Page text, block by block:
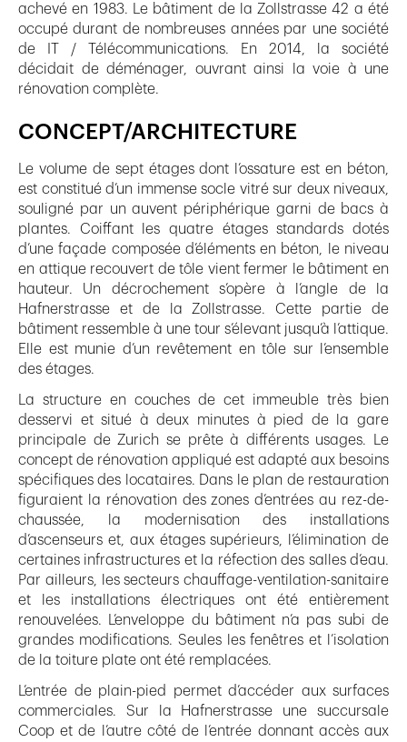
achevé en 1983. Le bâtiment de la Zollstrasse 42 a été
occupé durant de nombreuses années par une société
de IT / Télécommunications. En 2014, la société
décidait de déménager, ouvrant ainsi la voie à une
rénovation complète.
CONCEPT/ARCHITECTURE
Le volume de sept étages dont l’ossature est en béton,
est constitué d’un immense socle vitré sur deux niveaux,
souligné par un auvent périphérique garni de bacs à
plantes. Coiffant les quatre étages standards dotés
d’une façade composée d’éléments en béton, le niveau
en attique recouvert de tôle vient fermer le bâtiment en
hauteur. Un décrochement s’opère à l’angle de la
Hafnerstrasse et de la Zollstrasse. Cette partie de
bâtiment ressemble à une tour s’élevant jusqu’à l’attique.
Elle est munie d’un revêtement en tôle sur l’ensemble
des étages.
La structure en couches de cet immeuble très bien
desservi et situé à deux minutes à pied de la gare
principale de Zurich se prête à différents usages. Le
concept de rénovation appliqué est adapté aux besoins
spécifiques des locataires. Dans le plan de restauration
figuraient la rénovation des zones d’entrées au rez-de-
chaussée, la modernisation des installations
d’ascenseurs et, aux étages supérieurs, l’élimination de
certaines infrastructures et la réfection des salles d’eau.
Par ailleurs, les secteurs chauffage-ventilation-sanitaire
et les installations électriques ont été entièrement
renouvelées. L’enveloppe du bâtiment n’a pas subi de
grandes modifications. Seules les fenêtres et l’isolation
de la toiture plate ont été remplacées.
L’entrée de plain-pied permet d’accéder aux surfaces
commerciales. Sur la Hafnerstrasse une succursale
Coop et de l’autre côté de l’entrée donnant accès aux